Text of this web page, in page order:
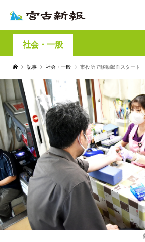
社会・一般
記事 社会・一般 市役所で移動献血スタート